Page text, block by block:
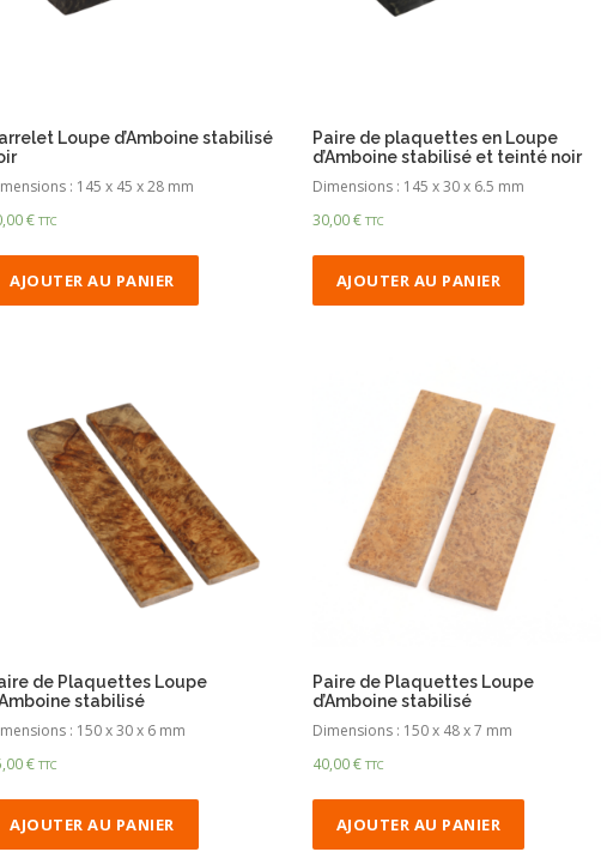
Loupe d’Amboine stabilisé
: 145 x 45 x 28 mm
€ TTC
AJOUTER AU PANIER
Paire de plaquettes en Loupe
d’Amboine stabilisé et teinté noir
Dimensions : 145 x 30 x 6.5 mm
30,00€ TTC
AJOUTER AU PANIER
de Plaquettes Loupe
stabilisé
: 150 x 30 x 6 mm
€ TTC
AJOUTER AU PANIER
Paire de Plaquettes Loupe
d’Amboine stabilisé
Dimensions : 150 x 48 x 7 mm
40,00€ TTC
AJOUTER AU PANIER